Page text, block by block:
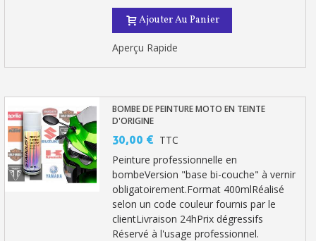
Inscription à la newsletter : 5€ de réduction
Ajouter Au Panier
Aperçu Rapide
BOMBE DE PEINTURE MOTO EN TEINTE
D'ORIGINE
30,00 € TTC
Peinture professionnelle en
bombeVersion "base bi-couche" à vernir
obligatoirement.Format 400mlRéalisé
selon un code couleur fournis par le
clientLivraison 24hPrix dégressifs
Réservé à l'usage professionnel.